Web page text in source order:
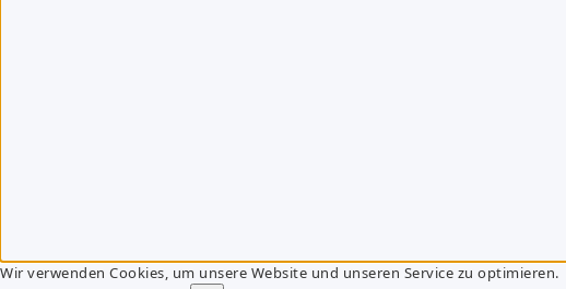
Wir verwenden Cookies, um unsere Website und unseren Service zu optimieren.